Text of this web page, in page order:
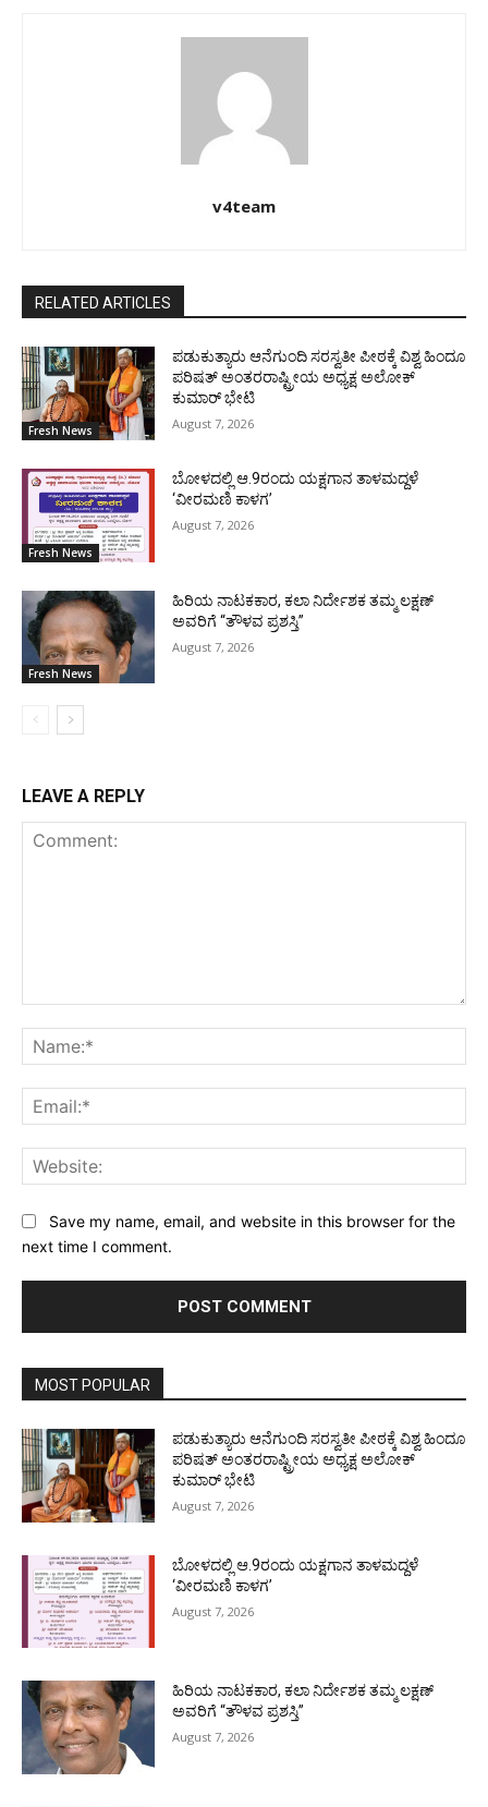
v4team
RELATED ARTICLES
Fresh News
ಪಡುಕುತ್ಯಾರು ಆನೆಗುಂದಿ ಸರಸ್ವತೀ ಪೀಠಕ್ಕೆ ವಿಶ್ವ ಹಿಂದೂ
ಪರಿಷತ್ ಅಂತರರಾಷ್ಟ್ರೀಯ ಅಧ್ಯಕ್ಷ ಅಲೋಕ್
ಕುಮಾರ್ ಭೇಟಿ
August 7, 2026
Fresh News
ಬೋಳದಲ್ಲಿ ಆ.9ರಂದು ಯಕ್ಷಗಾನ ತಾಳಮದ್ದಳೆ
‘ವೀರಮಣಿ ಕಾಳಗ’
August 7, 2026
Fresh News
ಹಿರಿಯ ನಾಟಕಕಾರ, ಕಲಾ ನಿರ್ದೇಶಕ ತಮ್ಮ ಲಕ್ಷಣ್
ಅವರಿಗೆ “ತೌಳವ ಪ್ರಶಸ್ತಿ”
August 7, 2026
LEAVE A REPLY
Save my name, email, and website in this browser for the
next time I comment.
MOST POPULAR
ಪಡುಕುತ್ಯಾರು ಆನೆಗುಂದಿ ಸರಸ್ವತೀ ಪೀಠಕ್ಕೆ ವಿಶ್ವ ಹಿಂದೂ
ಪರಿಷತ್ ಅಂತರರಾಷ್ಟ್ರೀಯ ಅಧ್ಯಕ್ಷ ಅಲೋಕ್
ಕುಮಾರ್ ಭೇಟಿ
August 7, 2026
ಬೋಳದಲ್ಲಿ ಆ.9ರಂದು ಯಕ್ಷಗಾನ ತಾಳಮದ್ದಳೆ
‘ವೀರಮಣಿ ಕಾಳಗ’
August 7, 2026
ಹಿರಿಯ ನಾಟಕಕಾರ, ಕಲಾ ನಿರ್ದೇಶಕ ತಮ್ಮ ಲಕ್ಷಣ್
ಅವರಿಗೆ “ತೌಳವ ಪ್ರಶಸ್ತಿ”
August 7, 2026